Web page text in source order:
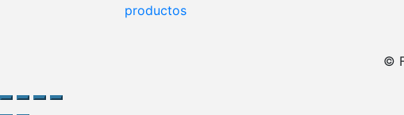
productos
©